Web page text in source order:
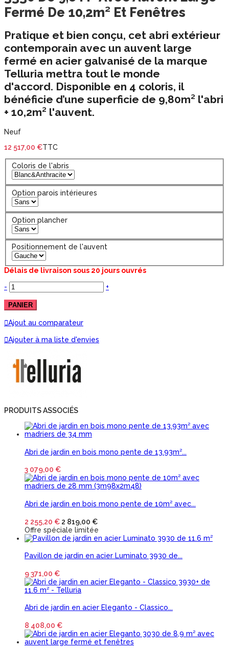
Fermé De 10,2m² Et Fenêtres
Pratique et bien conçu, cet abri extérieur
contemporain avec un auvent large
fermé en acier galvanisé de la marque
Telluria mettra tout le monde
d'accord. Disponible en 4 coloris, il
bénéficie d’une superficie de 9,80m² l'abri
+ 10,2m² l'auvent.
Neuf
12 517,00 €TTC
Coloris de l'abris
Option parois intérieures
Option plancher
Positionnement de l'auvent
Délais de livraison sous 20 jours ouvrés
-
+
PANIER
Ajout au comparateur
Ajouter à ma liste d'envies
PRODUITS ASSOCIÉS
Abri de jardin en bois mono pente de 13.93m²...
3 079,00 €
Abri de jardin en bois mono pente de 10m² avec...
2 255,20 € 2 819,00 €
Offre spéciale limitée
Pavillon de jardin en acier Luminato 3930 de...
9 371,00 €
Abri de jardin en acier Eleganto - Classico...
8 408,00 €